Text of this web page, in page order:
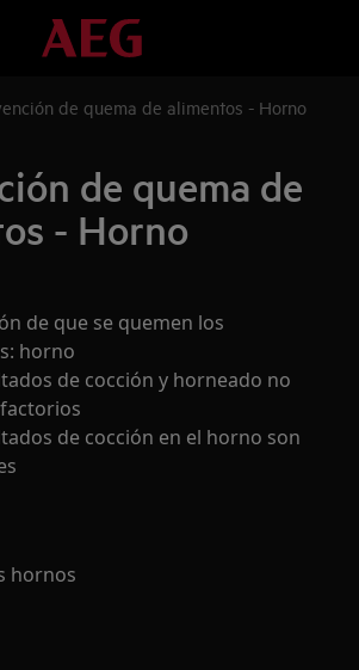
de quema de alimentos - Horno
de quema de
- Horno
de que se quemen los
horno
de cocción y horneado no
de cocción en el horno son
hornos